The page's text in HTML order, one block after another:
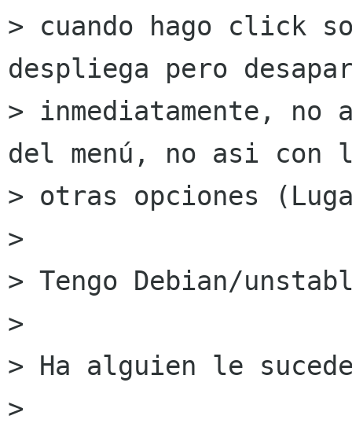
> cuando hago click
despliega pero
> inmediatamente, no
del menú, no asi con
> otras opciones
>
> Tengo Debian/
>
> Ha alguien le
>